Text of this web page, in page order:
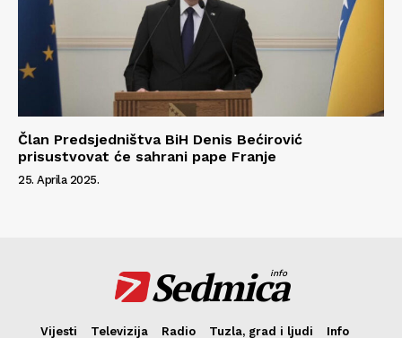
Član Predsjedništva BiH Denis Bećirović
prisustvovat će sahrani pape Franje
25. Aprila 2025.
Sedmica
info
Vijesti Televizija Radio Tuzla, grad i ljudi
Info